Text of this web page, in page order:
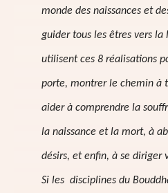
monde des naissances et
guider tous les êtres vers la
utilisent ces 8 réalisations
porte, montrer le chemin à
aider à comprendre la
la naissance et la mort, à
désirs, et enfin, à se diriger
Si les disciplines du